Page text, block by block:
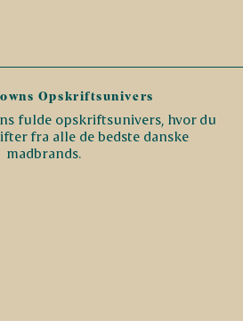
Opskriftsunivers
fulde opskriftsunivers, hvor du
fra alle de bedste danske
madbrands.